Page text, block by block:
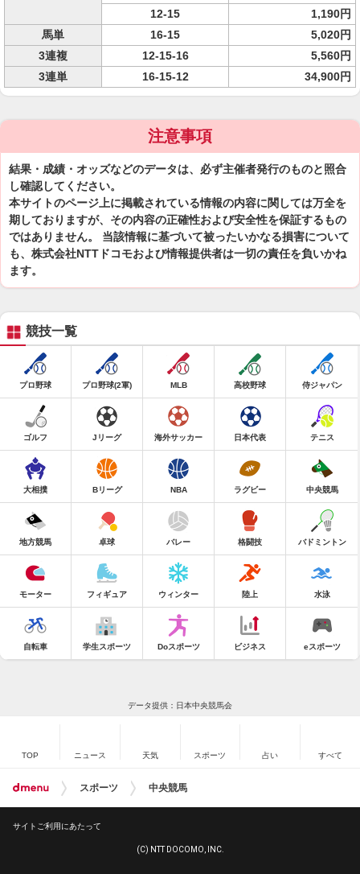
12-15
1,190円
馬単
16-15
5,020円
3連複
12-15-16
5,560円
3連単
16-15-12 34,900円
注意事項
結果・成績・オッズなどのデータは、必ず主催者発行のものと照合
し確認してください。
本サイトのページ上に掲載されている情報の内容に関しては万全を
期しておりますが、その内容の正確性および安全性を保証するもの
ではありません。 当該情報に基づいて被ったいかなる損害について
も、株式会社NTTドコモおよび情報提供者は一切の責任を負いかね
ます。
競技一覧
プロ野球 プロ野球(2軍) MLB 高校野球 侍ジャパン
ゴルフ Jリーグ 海外サッカー 日本代表 テニス
大相撲 Bリーグ NBA ラグビー 中央競馬
地方競馬 卓球 バレー 格闘技 バドミントン
モーター フィギュア ウィンター 陸上 水泳
自転車 学生スポーツ Doスポーツ ビジネス eスポーツ
データ提供：日本中央競馬会
TOP ニュース 天気 スポーツ 占い すべて
スポーツ 中央競馬
サイトご利用にあたって
(C) NTT DOCOMO, INC.